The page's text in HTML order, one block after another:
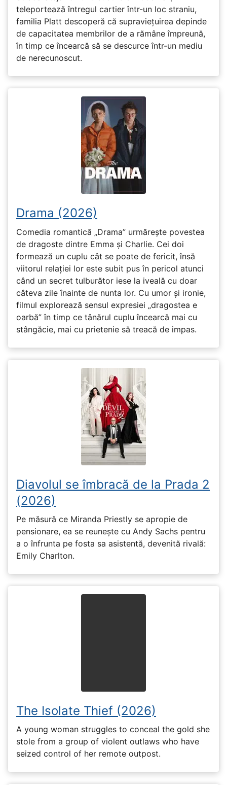
teleportează întregul cartier într-un loc straniu,
familia Platt descoperă că supraviețuirea depinde
de capacitatea membrilor de a rămâne împreună,
în timp ce încearcă să se descurce într-un mediu
de nerecunoscut.
Drama (2026)
Comedia romantică „Drama” urmărește povestea
de dragoste dintre Emma și Charlie. Cei doi
formează un cuplu cât se poate de fericit, însă
viitorul relației lor este subit pus în pericol atunci
când un secret tulburător iese la iveală cu doar
câteva zile înainte de nunta lor. Cu umor și ironie,
filmul explorează sensul expresiei „dragostea e
oarbă” în timp ce tânărul cuplu încearcă mai cu
stângăcie, mai cu prietenie să treacă de impas.
Diavolul se îmbracă de la Prada 2
(2026)
Pe măsură ce Miranda Priestly se apropie de
pensionare, ea se reunește cu Andy Sachs pentru
a o înfrunta pe fosta sa asistentă, devenită rivală:
Emily Charlton.
The Isolate Thief (2026)
A young woman struggles to conceal the gold she
stole from a group of violent outlaws who have
seized control of her remote outpost.